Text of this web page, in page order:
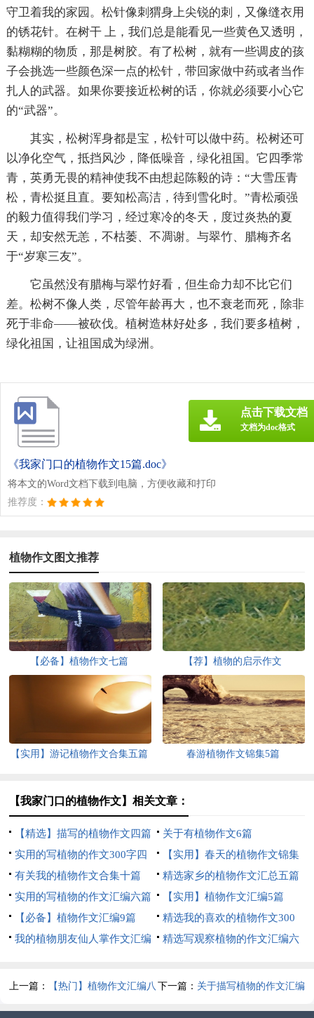
守卫着我的家园。松针像刺猬身上尖锐的刺，又像缝衣用
的锈花针。在树干 上，我们总是能看见一些黄色又透明，
黏糊糊的物质，那是树胶。有了松树，就有一些调皮的孩
子会挑选一些颜色深一点的松针，带回家做中药或者当作
扎人的武器。如果你要接近松树的话，你就必须要小心它
的“武器”。
其实，松树浑身都是宝，松针可以做中药。松树还可
以净化空气，抵挡风沙，降低噪音，绿化祖国。它四季常
青，英勇无畏的精神使我不由想起陈毅的诗：“大雪压青
松，青松挺且直。要知松高洁，待到雪化时。”青松顽强
的毅力值得我们学习，经过寒冷的冬天，度过炎热的夏
天，却安然无恙，不枯萎、不凋谢。与翠竹、腊梅齐名
于“岁寒三友”。
它虽然没有腊梅与翠竹好看，但生命力却不比它们
差。松树不像人类，尽管年龄再大，也不衰老而死，除非
死于非命——被砍伐。植树造林好处多，我们要多植树，
绿化祖国，让祖国成为绿洲。
《我家门口的植物作文15篇.doc》
将本文的Word文档下载到电脑，方便收藏和打印
推荐度：
点击下载文档
文档为doc格式
植物作文图文推荐
【必备】植物作文七篇 【荐】植物的启示作文
【实用】游记植物作文合集五篇 春游植物作文锦集5篇
【我家门口的植物作文】相关文章：
【精选】描写的植物作文四篇
关于有植物作文6篇
实用的写植物的作文300字四
篇
【实用】春天的植物作文锦集
7篇
有关我的植物作文合集十篇
精选家乡的植物作文汇总五篇
实用的写植物的作文汇编六篇
【实用】植物作文汇编5篇
【必备】植物作文汇编9篇
精选我的喜欢的植物作文300
字合集6篇
我的植物朋友仙人掌作文汇编
精选写观察植物的作文汇编六
上一篇： 【热门】植物作文汇编八
篇
下一篇： 关于描写植物的作文汇编
15篇